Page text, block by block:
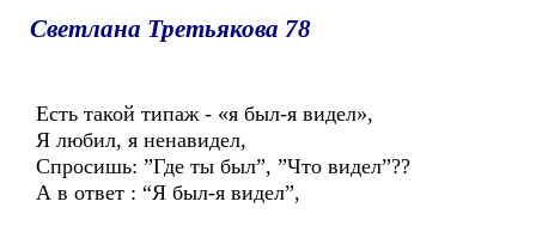
Светлана Третьякова 78
Есть такой типаж - «я был-я видел»,
Я любил, я ненавидел,
Спросишь: ”Где ты был”, ”Что видел”??
А в ответ : “Я был-я видел”,